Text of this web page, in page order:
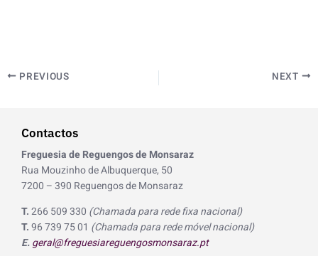
PREVIOUS NEXT
Contactos
Freguesia de Reguengos de Monsaraz
Rua Mouzinho de Albuquerque, 50
7200 – 390 Reguengos de Monsaraz
T.266 509 330 (Chamada para rede fixa nacional)
T.96 739 75 01 (Chamada para rede móvel nacional)
E.geral@freguesiareguengosmonsaraz.pt